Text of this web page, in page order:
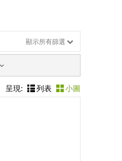
顯示所有篩選
呈現: 列表 小圖